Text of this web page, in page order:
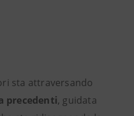
sta attraversando
precedenti, guidata